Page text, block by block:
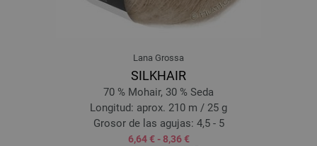
037-mandarina | EAN: 4033493117692
038-amarillo | EAN: 4033493117708
040-aciano | EAN: 4033493117722
041-gris plata | EAN: 4033493123563
042-azul claro | EAN: 4033493123570
043-marino | EAN: 4033493123587
044-azul octanaje | EAN: 4033493123594
Lana Grossa
SILKHAIR
70 % Mohair, 30 % Seda
Longitud: aprox. 210 m / 25 g
Grosor de las agujas: 4,5 - 5
6,64 € - 8,36 €